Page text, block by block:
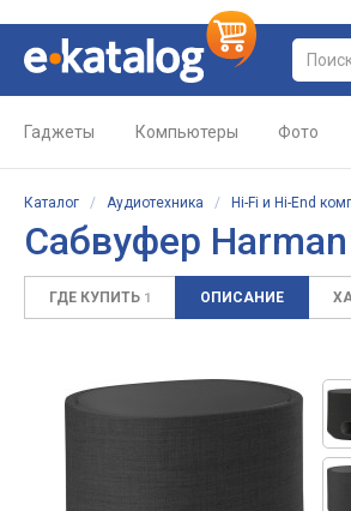
Гаджеты Компьютеры Фото
Каталог / Аудиотехника / Hi-Fi и Hi-End
Сабвуфер
ГДЕ КУПИТЬ 1 ОПИСАНИЕ